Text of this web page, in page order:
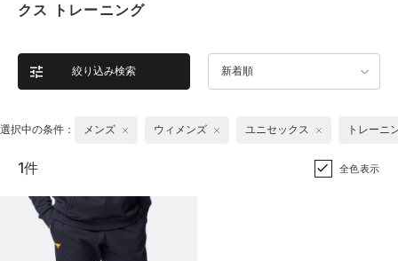
クス トレーニング
絞り込み検索 新着順
選択中の条件： メンズ ウィメンズ ユニセックス トレーニ
1件 全色表示